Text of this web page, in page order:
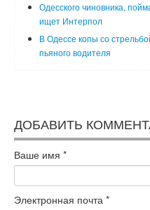
Одесского чиновника,
ищет Интерпол
В Одессе копы со
пьяного водителя
ДОБАВИТЬ
Ваше имя *
Электронная почта *